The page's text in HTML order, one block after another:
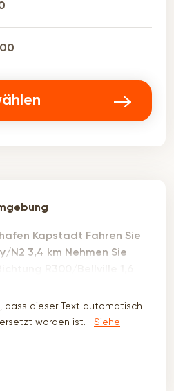
Kapstadt Fahren Sie
N2 3,4 km Nehmen Sie
R300/Bellville 1,6
beliebige Spur, um auf die
aufzufahren.
auf N1, bei
dass dieser Text automatisch
worden ist.
Siehe